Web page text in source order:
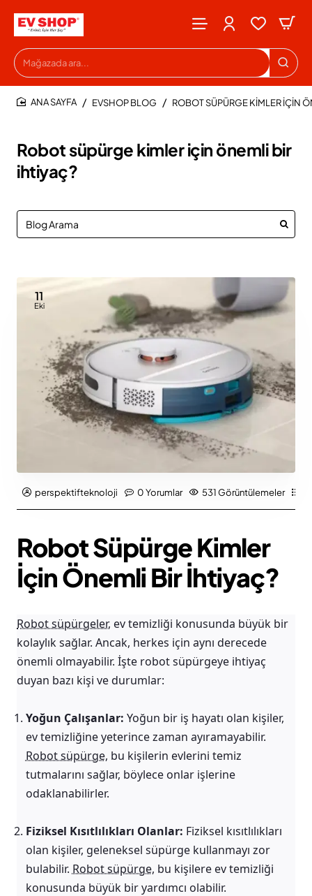
Mağazada
ara...
Robot süpürge kimler için önemli bir
ihtiyaç?
EVSHOP BLOG ROBOT SÜPÜRGE KIMLER IÇIN
11
Eki
perspektifteknoloji 0 Yorumlar 531 Görüntülemeler
Robot Süpürge Kimler
İçin Önemli Bir İhtiyaç?
Robot süpürgeler, ev temizliği konusunda büyük bir
kolaylık sağlar. Ancak, herkes için aynı derecede
önemli olmayabilir. İşte robot süpürgeye ihtiyaç
duyan bazı kişi ve durumlar:
Yoğun Çalışanlar: Yoğun bir iş hayatı olan kişiler,
ev temizliğine yeterince zaman ayıramayabilir.
Robot süpürge, bu kişilerin evlerini temiz
tutmalarını sağlar, böylece onlar işlerine
odaklanabilirler.
Fiziksel Kısıtlılıkları Olanlar: Fiziksel kısıtlılıkları
olan kişiler, geleneksel süpürge kullanmayı zor
bulabilir. Robot süpürge, bu kişilere ev temizliği
konusunda büyük bir yardımcı olabilir.